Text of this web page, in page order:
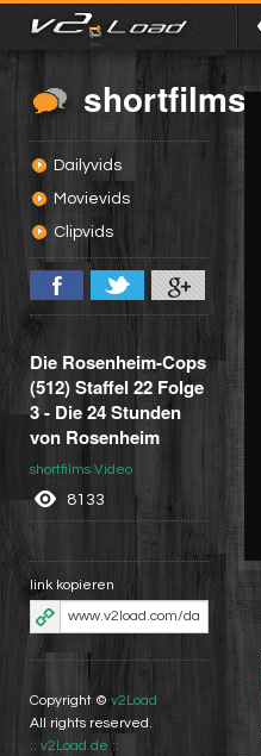
shortfilms
Dailyvids
Movievids
Clipvids
Die Rosenheim-Cops
(512) Staffel 22 Folge
3 - Die 24 Stunden
von Rosenheim
shortfilms Video
8133
link kopieren
Copyright © v2Load
All rights reserved.
:: v2Load.de ::